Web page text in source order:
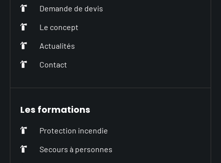
Demande de devis
Le concept
Actualités
Contact
Les formations
Protection incendie
Secours à personnes